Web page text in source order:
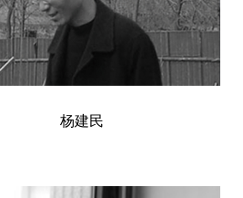
杨建民